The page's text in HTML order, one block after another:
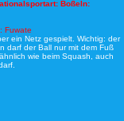
Boßeln:
Fuwate
ein Netz gespielt. Wichtig: der
darf der Ball nur mit dem Fuß
wie beim Squash, auch